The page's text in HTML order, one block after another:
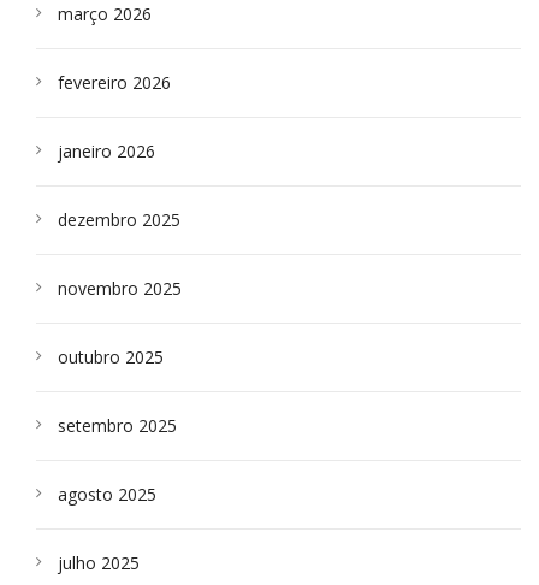
março 2026
fevereiro 2026
janeiro 2026
dezembro 2025
novembro 2025
outubro 2025
setembro 2025
agosto 2025
julho 2025